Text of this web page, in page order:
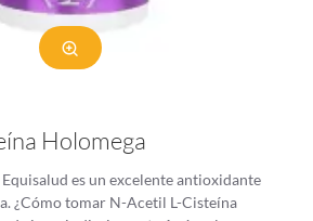
Holomega
es un excelente antioxidante